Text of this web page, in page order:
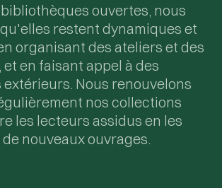
ouvertes, nous
restent dynamiques et
organisant des ateliers et des
en faisant appel à des
Nous renouvelons
nos collections
les lecteurs assidus en les
nouveaux ouvrages.